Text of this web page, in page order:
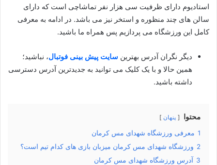
استادیوم دارای ظرفیت سی هزار نفر تماشاچی است که دارای
سالن های چند منظوره و استخر نیز می باشد. در ادامه به معرفی
کامل این ورزشگاه می پردازیم پس همراه ما باشید.
دیگر نگران آدرس بهترین سایت پیش بینی فوتبال، نباشید؛
همین حالا و با یک کلیک می توانید به جدیدترین آدرس دسترسی
داشته باشید.
محتوا پنهان
1 معرفی ورزشگاه شهدای مس کرمان
2 ورزشگاه شهدای مس کرمان میزبان بازی های کدام تیم است؟
3 آدرس ورزشگاه شهدای مس کرمان